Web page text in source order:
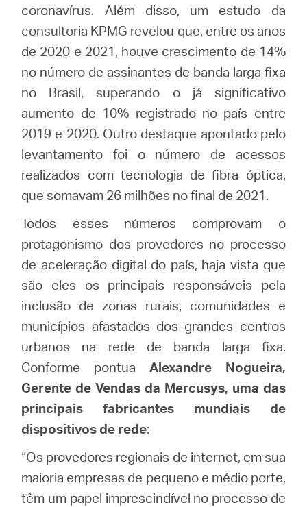
coronavírus. Além disso, um estudo da
consultoria KPMG revelou que, entre os anos
de 2020 e 2021, houve crescimento de 14%
no número de assinantes de banda larga fixa
no Brasil, superando o já significativo
aumento de 10% registrado no país entre
2019 e 2020. Outro destaque apontado pelo
levantamento foi o número de acessos
realizados com tecnologia de fibra óptica,
que somavam 26 milhões no final de 2021.
Todos esses números comprovam o
protagonismo dos provedores no processo
de aceleração digital do país, haja vista que
são eles os principais responsáveis pela
inclusão de zonas rurais, comunidades e
municípios afastados dos grandes centros
urbanos na rede de banda larga fixa.
Conforme pontua Alexandre Nogueira,
Gerente de Vendas da Mercusys, uma das
principais fabricantes mundiais de
dispositivos de rede:
“Os provedores regionais de internet, em sua
maioria empresas de pequeno e médio porte,
têm um papel imprescindível no processo de